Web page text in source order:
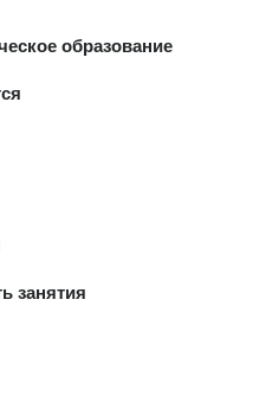
образование
занятия